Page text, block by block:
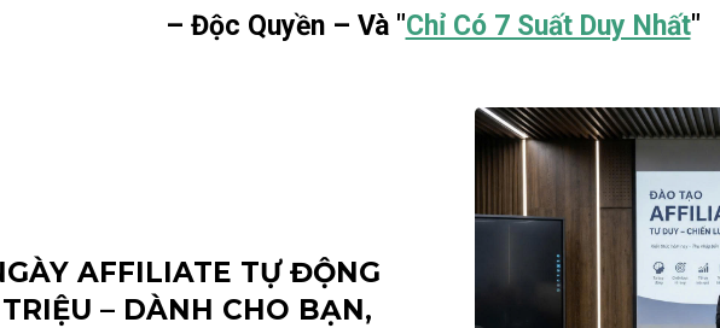
– Độc Quyền – Và "Chỉ Có 7 Suất Duy Nhất"
AFFILIATE TỰ ĐỘNG
– DÀNH CHO BẠN,